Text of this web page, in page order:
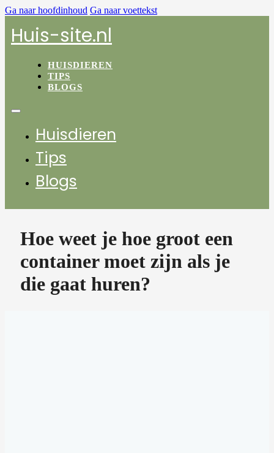
Ga naar hoofdinhoud Ga naar voettekst
Huis-site.nl
HUISDIEREN
TIPS
BLOGS
Huisdieren
Tips
Blogs
Hoe weet je hoe groot een
container moet zijn als je
die gaat huren?